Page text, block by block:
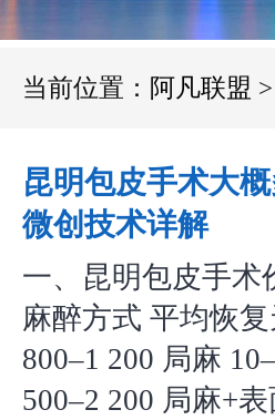
当前位置： 阿凡联盟 >
昆明包皮手术大
微创技术详解
一、昆明包皮手术
麻醉方式 平均恢
800–1 200 局麻
500–2 200 局麻+